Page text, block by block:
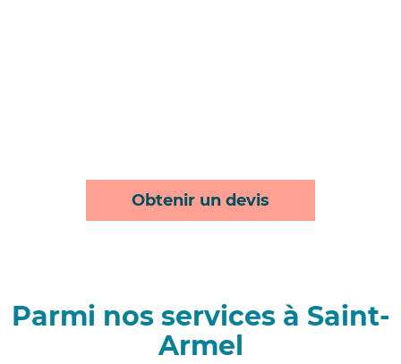
Obtenir un devis
Parmi nos services à Saint-
Armel